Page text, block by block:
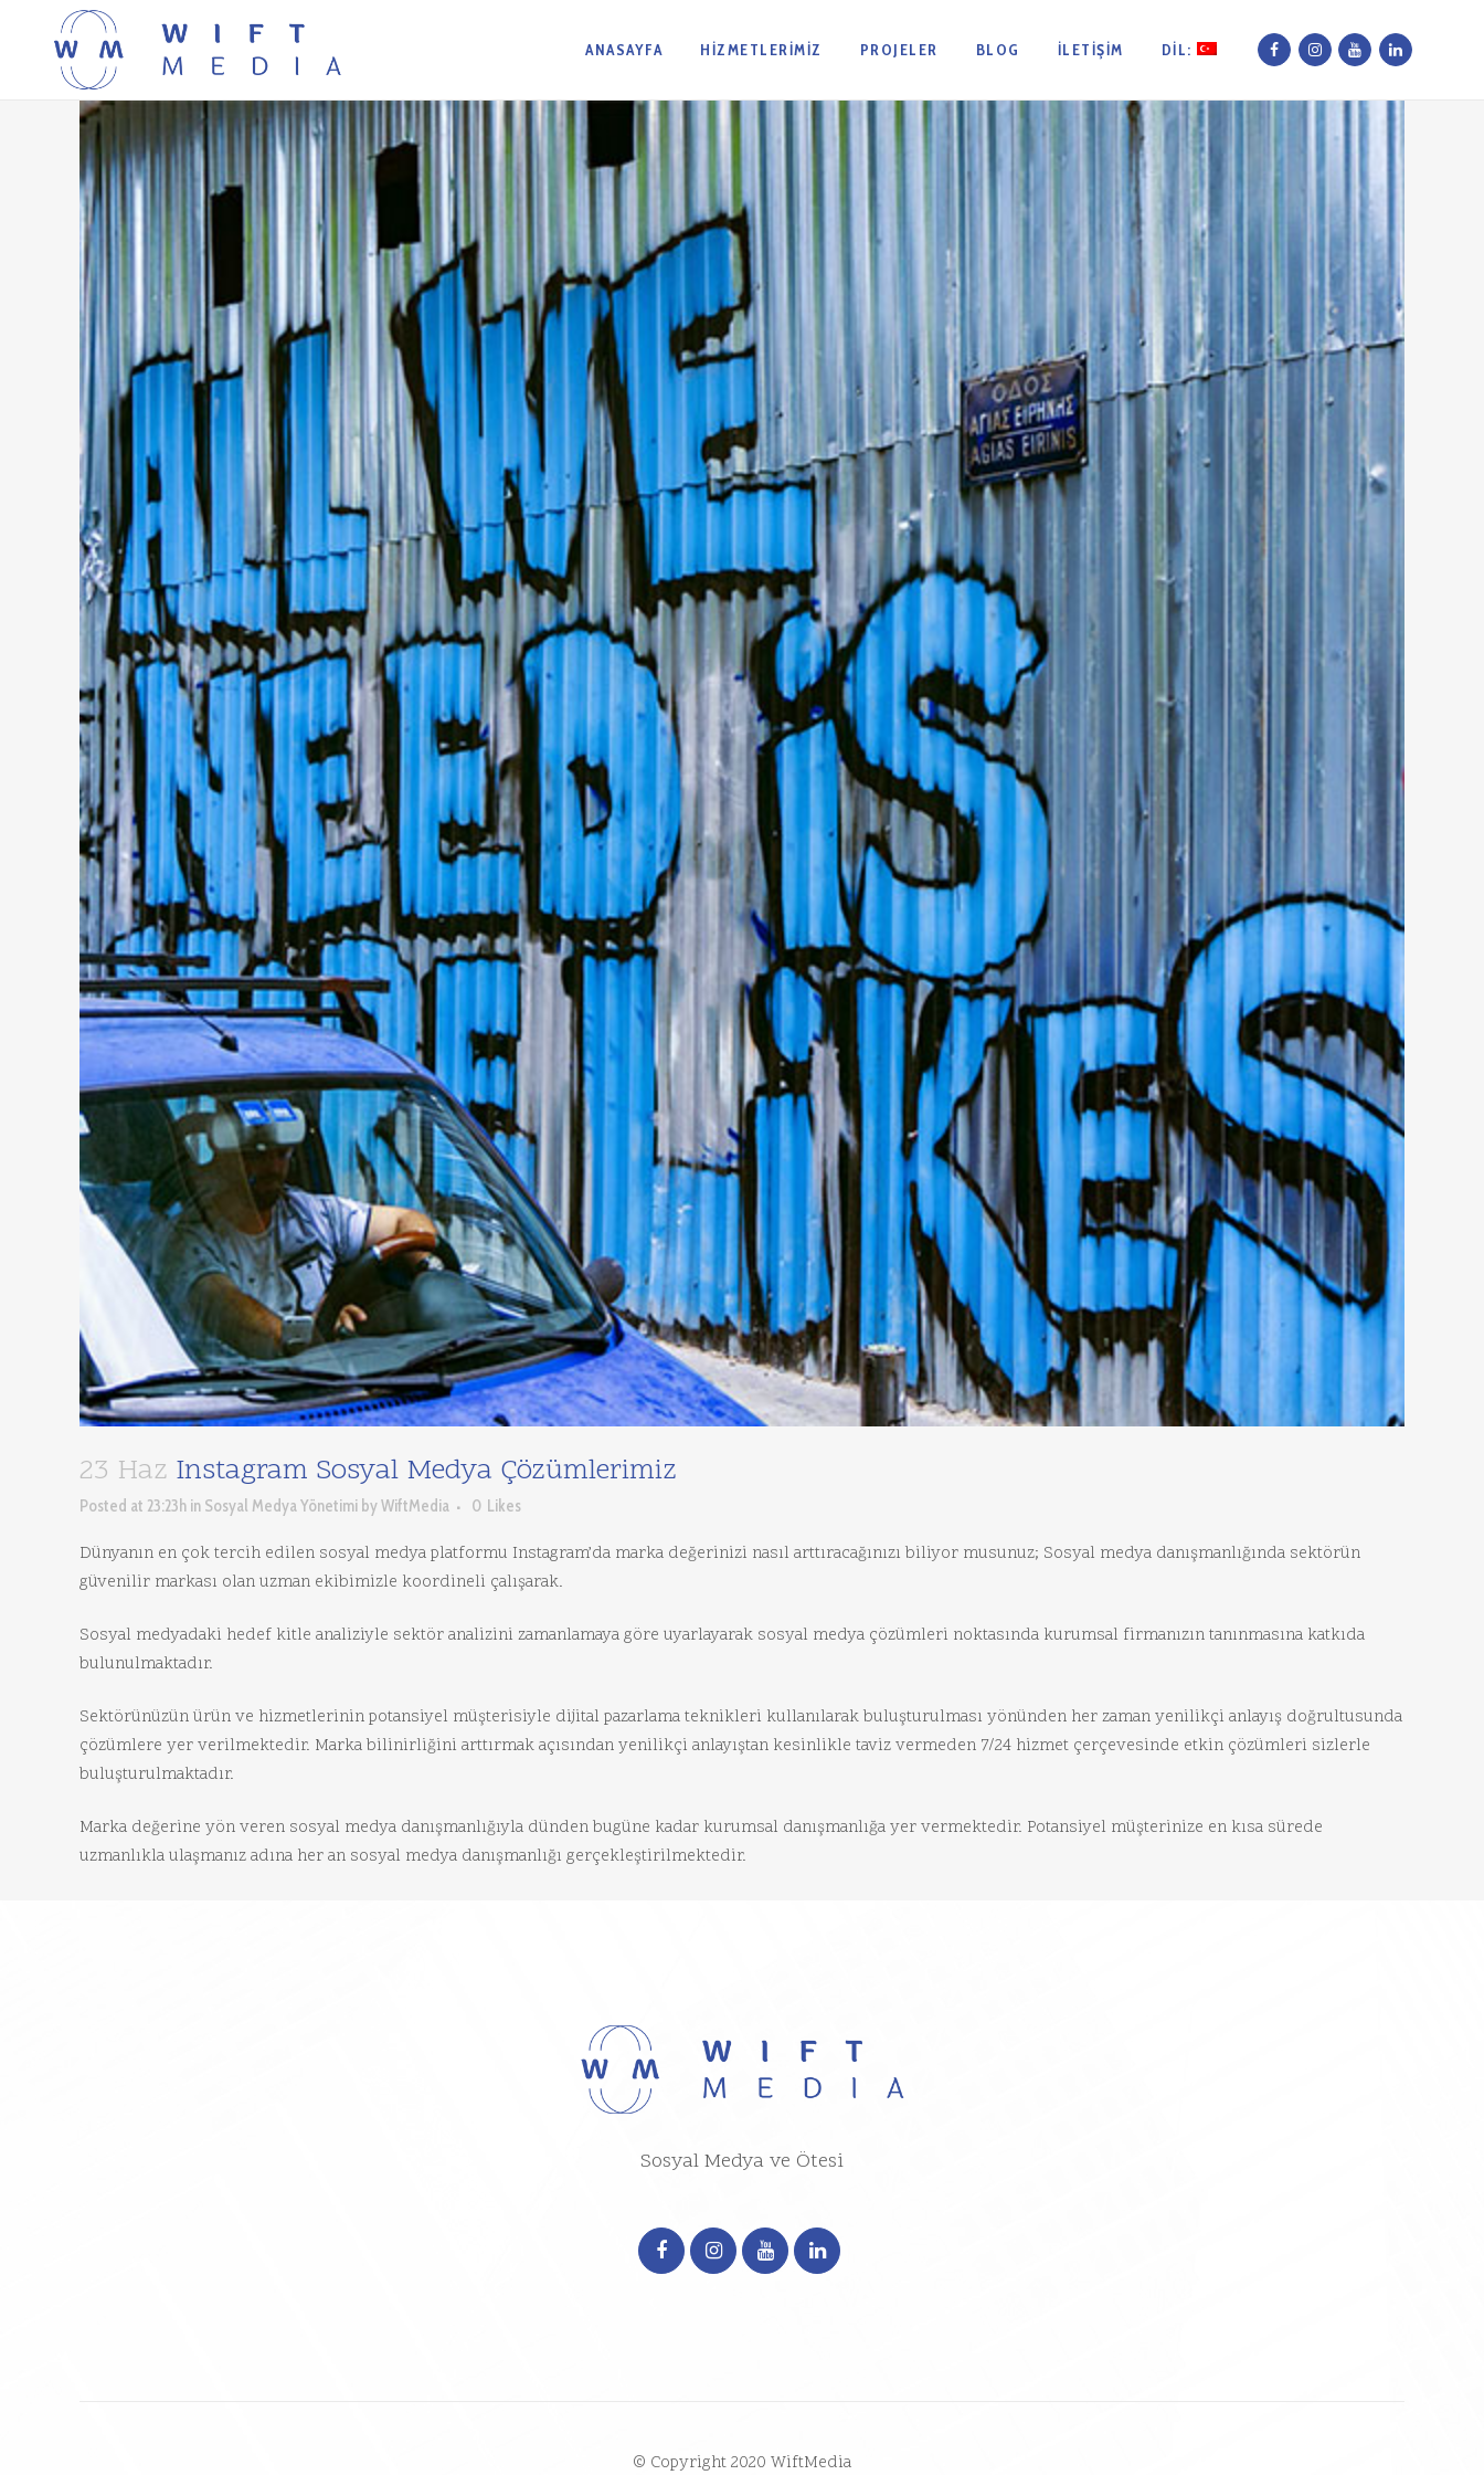
ANASAYFA HIZMETLERIMIZ PROJELER BLOG İLETIŞIM DIL:
23 Haz Instagram Sosyal Medya Çözümlerimiz
Posted at 23:23h in Sosyal Medya Yönetimi byWiftMedia 0 Likes
Dünyanın en çok tercih edilen sosyal medya platformu Instagram’da marka değerinizi nasıl arttıracağınızı biliyor musunuz; Sosyal medya danışmanlığında sektörün
güvenilir markası olan uzman ekibimizle koordineli çalışarak.
Sosyal medyadaki hedef kitle analiziyle sektör analizini zamanlamaya göre uyarlayarak sosyal medya çözümleri noktasında kurumsal firmanızın tanınmasına katkıda
bulunulmaktadır.
Sektörünüzün ürün ve hizmetlerinin potansiyel müşterisiyle dijital pazarlama teknikleri kullanılarak buluşturulması yönünden her zaman yenilikçi anlayış doğrultusunda
çözümlere yer verilmektedir. Marka bilinirliğini arttırmak açısından yenilikçi anlayıştan kesinlikle taviz vermeden 7/24 hizmet çerçevesinde etkin çözümleri sizlerle
buluşturulmaktadır.
Marka değerine yön veren sosyal medya danışmanlığıyla dünden bugüne kadar kurumsal danışmanlığa yer vermektedir. Potansiyel müşterinize en kısa sürede
uzmanlıkla ulaşmanız adına her an sosyal medya danışmanlığı gerçekleştirilmektedir.
Sosyal Medya ve Ötesi
© Copyright 2020 WiftMedia